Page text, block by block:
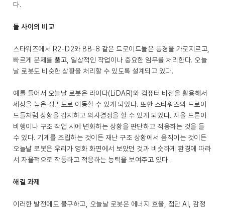
다.
둘 사이의 비교
스타워즈에서 R2-D2와 BB-8 같은 드로이드들은 풍경을 가로지르고,
빠르게 문제를 풀고, 일상적인 작업이나 중요한 임무를 처리한다. 오늘
날 로봇도 비슷한 상황을 처리할 수 있도록 설계되고 있다.
예를 들어서 오늘날 로봇은 라이다(LiDAR)와 컴퓨터 비전을 활용해서
세상을 높은 정밀도로 이동할 수 있게 되었다. 또한 스타워즈의 드로이
드들처럼 상황을 감지하고 의사결정을 할 수 있게 되었다. 자율 드론이
비행이나 구조 작업 시에 변화하는 상황을 판단하고 적응하는 것을 들
수 있다. 기계를 조립하는 것이든 재난 구조 상황에서 움직이는 것이든
오늘날 로봇은 우리가 영화 화면에서 보았던 것과 비슷하게 환경에 따라
서 자율적으로 작동하고 적응하는 능력을 보여주고 있다.
해결 과제
이러한 발전에도 불구하고, 오늘날 로봇은 에너지 효율, 첨단 AI, 감정